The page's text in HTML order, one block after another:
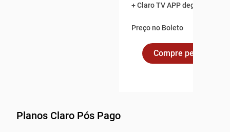
+ Claro TV APP degustação
Preço no Boleto
Compre pelo
Planos Claro Pós Pago